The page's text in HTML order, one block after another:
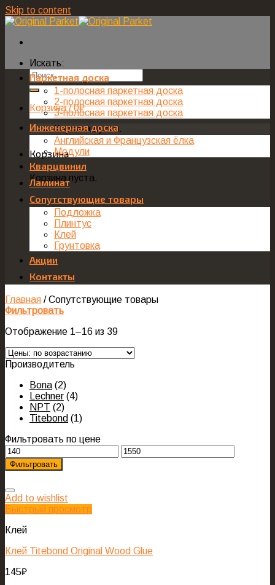
Skip to content
Искать:
Корзина /0₽
Корзина пуста.
Корзина
Корзина пуста.
Паркетная доска
1-полосная паркетная доска
2-полосная паркетная доска
3-полосная паркетная доска
Инженерная доска
Английская и Французская ёлка
Модули
Кварцвинил
Ламинат
Сопутствующие товары
Подложка
Плинтус
Клей
Грунтовка
Акции
Контакты
Главная /Сопутствующие товары
Фильтровать
Отображение 1–16 из 39
Производитель
Bona (2)
Lechner (4)
NPT (2)
Titebond (1)
Фильтровать по цене
Фильтровать
Add to wishlist
Быстрый просмотр
Клей
Клей Titebond Original Wood Glue
145₽